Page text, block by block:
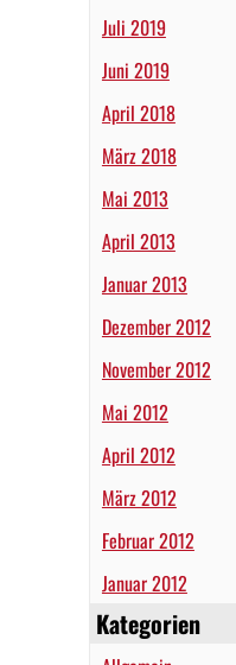
Juli 2019
Juni 2019
April 2018
März 2018
Mai 2013
April 2013
Januar 2013
Dezember 2012
November 2012
Mai 2012
April 2012
März 2012
Februar 2012
Januar 2012
Kategorien